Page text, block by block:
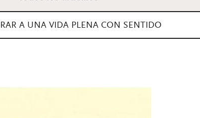
A UNA VIDA PLENA CON SENTIDO